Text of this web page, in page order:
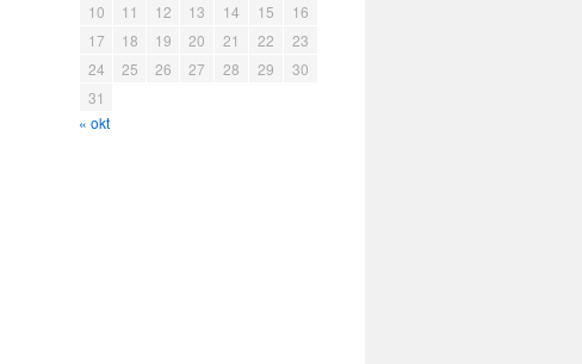
10
11 12 13 14 15
16
17
18 19 20 21 22
23
24
25 26 27 28 29
30
31
« okt